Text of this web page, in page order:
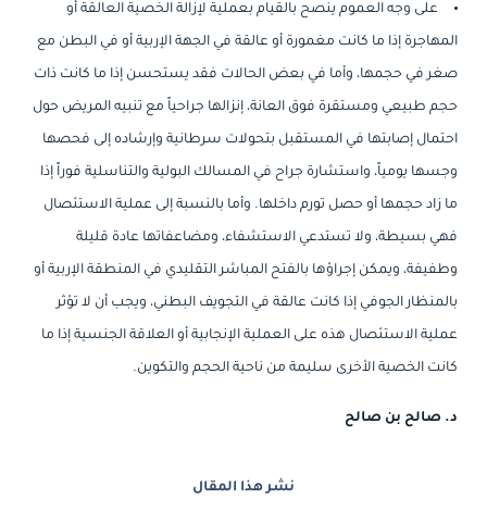
على وجه العموم ينصح بالقيام بعملية لإزالة الخصية العالقة أو
المهاجرة إذا ما كانت مغمورة أو عالقة في الجهة الإربية أو في البطن مع
صغر في حجمها، وأما في بعض الحالات فقد يستحسن إذا ما كانت ذات
حجم طبيعي ومستقرة فوق العانة، إنزالها جراحياً مع تنبيه المريض حول
احتمال إصابتها في المستقبل بتحولات سرطانية وإرشاده إلى فحصها
وجسها يومياً، واستشارة جراح في المسالك البولية والتناسلية فوراً إذا
ما زاد حجمها أو حصل تورم داخلها. وأما بالنسبة إلى عملية الاستئصال
فهي بسيطة، ولا تستدعي الاستشفاء، ومضاعفاتها عادة قليلة
وطفيفة، ويمكن إجراؤها بالفتح المباشر التقليدي في المنطقة الإربية أو
بالمنظار الجوفي إذا كانت عالقة في التجويف البطني، ويجب أن لا تؤثر
عملية الاستئصال هذه على العملية الإنجابية أو العلاقة الجنسية إذا ما
كانت الخصية الأخرى سليمة من ناحية الحجم والتكوين.
د. صالح بن صالح
نشر هذا المقال